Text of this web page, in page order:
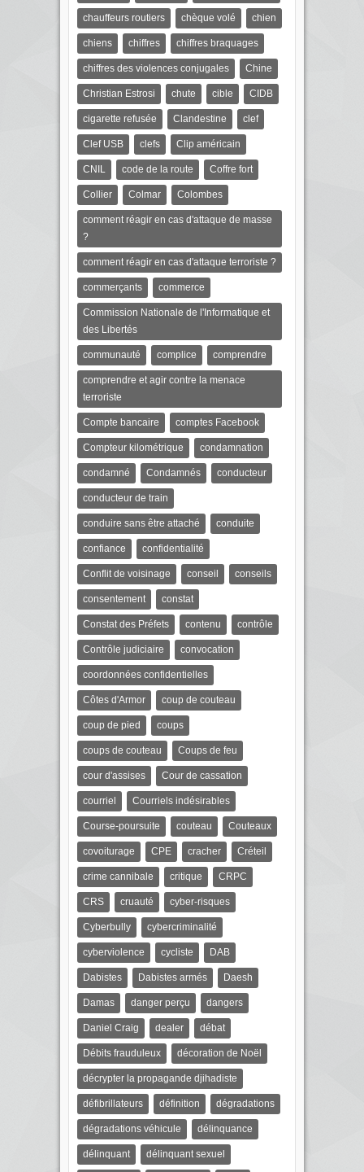
chauffeurs routiers chèque volé chien
chiens chiffres chiffres braquages
chiffres des violences conjugales Chine
Christian Estrosi chute cible CIDB
cigarette refusée Clandestine clef
Clef USB clefs Clip américain
CNIL code de la route Coffre fort
Collier Colmar Colombes
comment réagir en cas d'attaque de masse
?
comment réagir en cas d'attaque terroriste ?
commerçants commerce
Commission Nationale de l'Informatique et
des Libertés
communauté complice comprendre
comprendre et agir contre la menace
terroriste
Compte bancaire comptes Facebook
Compteur kilométrique condamnation
condamné Condamnés conducteur
conducteur de train
conduire sans être attaché conduite
confiance confidentialité
Conflit de voisinage conseil conseils
consentement constat
Constat des Préfets contenu contrôle
Contrôle judiciaire convocation
coordonnées confidentielles
Côtes d'Armor coup de couteau
coup de pied coups
coups de couteau Coups de feu
cour d'assises Cour de cassation
courriel Courriels indésirables
Course-poursuite couteau Couteaux
covoiturage CPE cracher Créteil
crime cannibale critique CRPC
CRS cruauté cyber-risques
Cyberbully cybercriminalité
cyberviolence cycliste DAB
Dabistes Dabistes armés Daesh
Damas danger perçu dangers
Daniel Craig dealer débat
Débits frauduleux décoration de Noël
décrypter la propagande djihadiste
défibrillateurs définition dégradations
dégradations véhicule délinquance
délinquant délinquant sexuel